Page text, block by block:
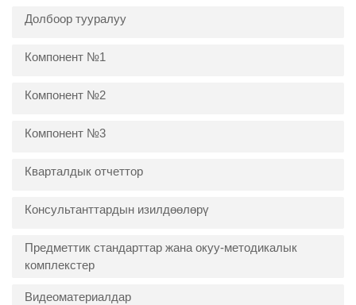
Долбоор тууралуу
Компонент №1
Компонент №2
Компонент №3
Кварталдык отчеттор
Консультанттардын изилдөөлөрү
Предметтик стандарттар жана окуу-методикалык
комплекстер
Видеоматериалдар